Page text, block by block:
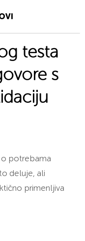
testa
s
o potrebama
deluje, ali
primenljiva